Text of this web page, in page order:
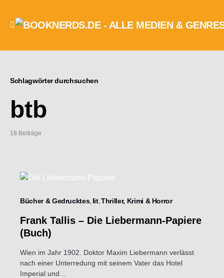
Schlagwörter durchsuchen
btb
18 Beiträge
Bücher & Gedrucktes lit Thriller, Krimi & Horror
Frank Tallis – Die Liebermann-Papiere
(Buch)
Wien im Jahr 1902. Doktor Maxim Liebermann verlässt
nach einer Unterredung mit seinem Vater das Hotel
Imperial und…